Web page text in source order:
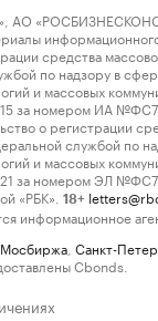
АО
информационного
средства
по надзору в
и массовых
за номером ИА
о регистрации
службой по
и массовых
за номером ЭЛ
«РБК».
18+
информационное
Мосбиржа Санкт-
Cbonds.